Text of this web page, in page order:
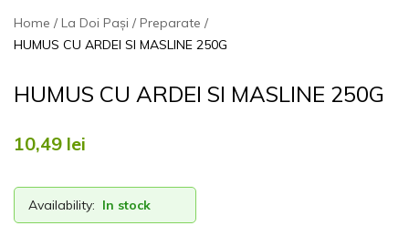
Home La Doi Pași
Preparate
HUMUS CU ARDEI SI MASLINE 250G
HUMUS CU ARDEI SI MASLINE 250G
10,49 lei
Availability: In stock